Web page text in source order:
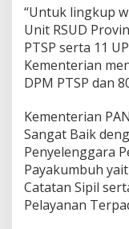
“Untuk lingkup
Unit RSUD
PTSP serta 11
Kementerian
DPM PTSP dan
Kementerian
Sangat Baik
Penyelenggara
Payakumbuh
Catatan Sipil
Pelayanan